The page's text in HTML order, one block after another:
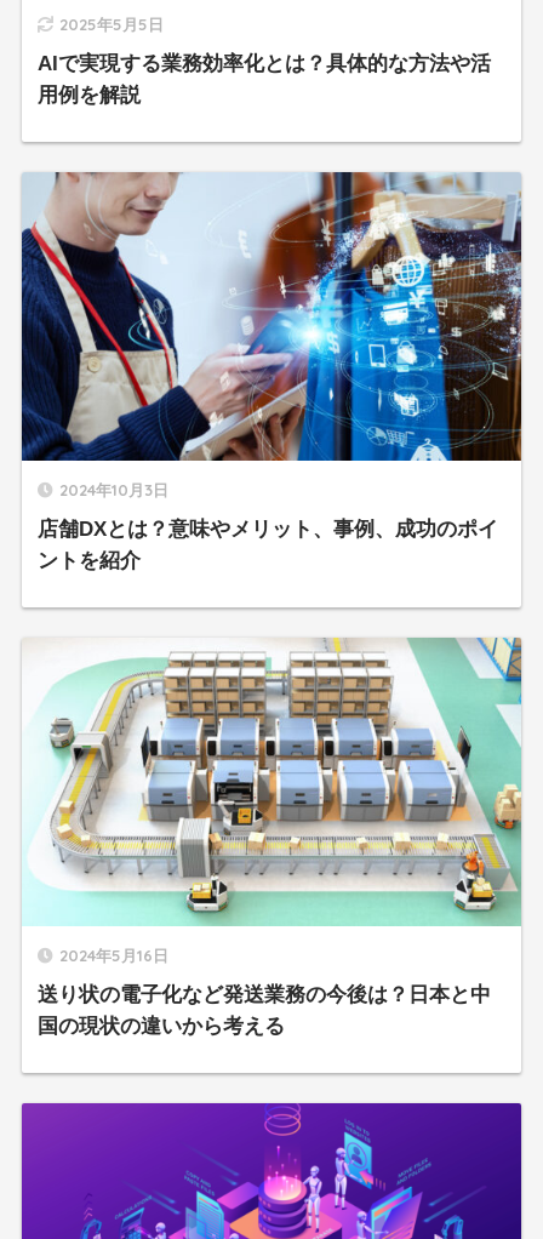
2025年5月5日
AIで実現する業務効率化とは？具体的な方法や活
用例を解説
2024年10月3日
店舗DXとは？意味やメリット、事例、成功のポイ
ントを紹介
2024年5月16日
送り状の電子化など発送業務の今後は？日本と中
国の現状の違いから考える